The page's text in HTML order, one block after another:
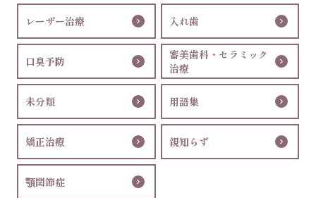
レーザー治療 入れ歯
口臭予防
審美歯科・セラミック
治療
未分類 用語集
矯正治療 親知らず
顎関節症